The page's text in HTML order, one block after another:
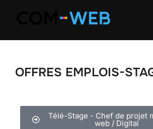
OFFRES EMPLOIS-
Télé-Stage - Chef de projet
web / Digital